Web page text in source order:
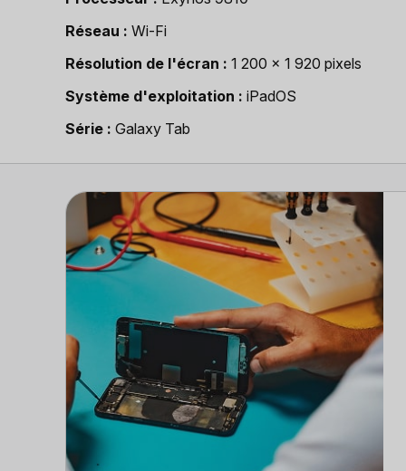
Réseau
Wi-Fi
Résolution de l'écran
1 200 x 1 920 pixels
Système d'exploitation
iPadOS
Série
Galaxy Tab